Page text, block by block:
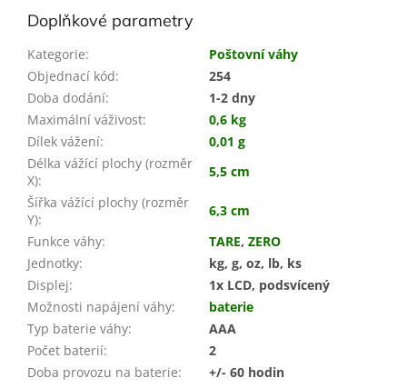
Doplňkové parametry
Kategorie:
Poštovní váhy
Objednací kód:
254
Doba dodání:
1-2 dny
Maximální váživost:
0,6 kg
Dílek vážení:
0,01 g
Délka vážící plochy (rozměr
X):
5,5 cm
Šířka vážící plochy (rozměr
Y):
6,3 cm
Funkce váhy: TARE, ZERO
Jednotky:
kg, g, oz, lb, ks
Displej:
1x LCD, podsvícený
Možnosti napájení váhy:
baterie
Typ baterie váhy:
AAA
Počet baterií:
2
Doba provozu na baterie:
+/- 60 hodin